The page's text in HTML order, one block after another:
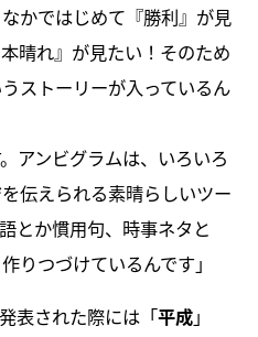
かではじめて『勝利』が見
晴れ』が見たい！そのため
ストーリーが入っているん
アンビグラムは、いろいろ
伝えられる素晴らしいツー
とか慣用句、時事ネタと
りつづけているんです」
表された際には「平成」